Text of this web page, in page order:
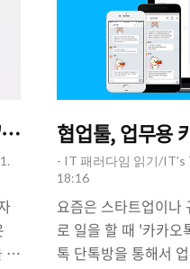
화장대, 화장실2..
쓰는 이유가 있다.
사
협업툴, 업무용
- IT 패러다임 읽기/IT's
18:16
요즘은 스타트업이나
로 일을 할 때 '카카오
톡 단톡방을 통해서